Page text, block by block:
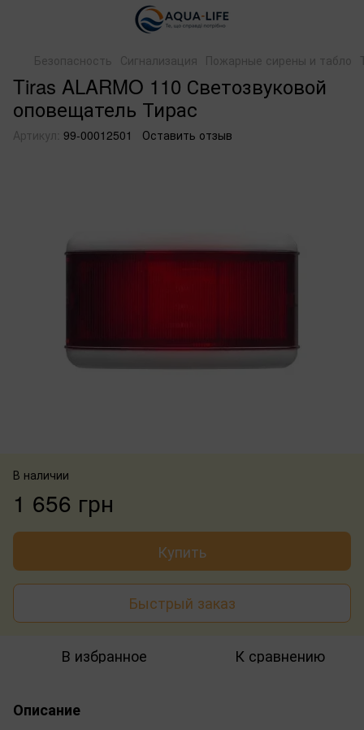
Безопасность Сигнализация Пожарные сирены и табло
Tiras ALARMO 110 Светозвуковой
оповещатель Тирас
Артикул: 99-00012501 Оставить отзыв
В наличии
1 656 грн
Купить
Быстрый заказ
В избранное К сравнению
Описание